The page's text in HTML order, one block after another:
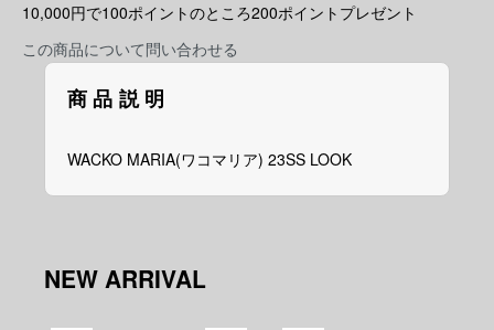
10,000円で100ポイントのところ200ポイントプレゼント
この商品について問い合わせる
商品説明
WACKO MARIA(ワコマリア) 23SS LOOK
NEW ARRIVAL